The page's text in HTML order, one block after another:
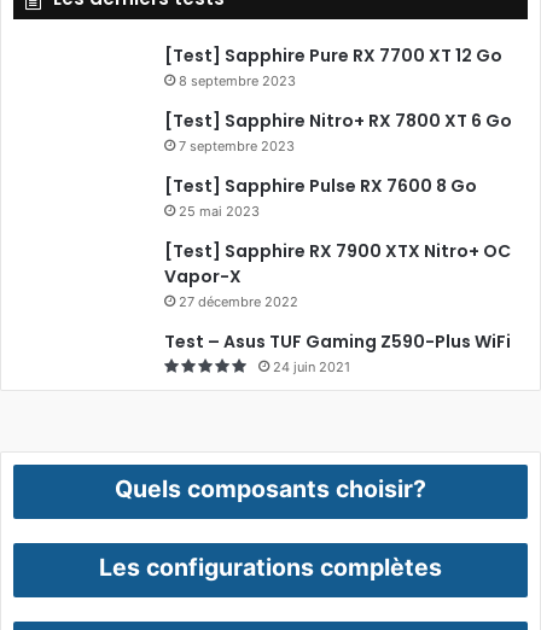
[Test] Sapphire Pure RX 7700 XT 12 Go
8 septembre 2023
[Test] Sapphire Nitro+ RX 7800 XT 6 Go
7 septembre 2023
[Test] Sapphire Pulse RX 7600 8 Go
25 mai 2023
[Test] Sapphire RX 7900 XTX Nitro+ OC
Vapor-X
27 décembre 2022
Test – Asus TUF Gaming Z590-Plus WiFi
24 juin 2021
Quels composants choisir?
Les configurations complètes